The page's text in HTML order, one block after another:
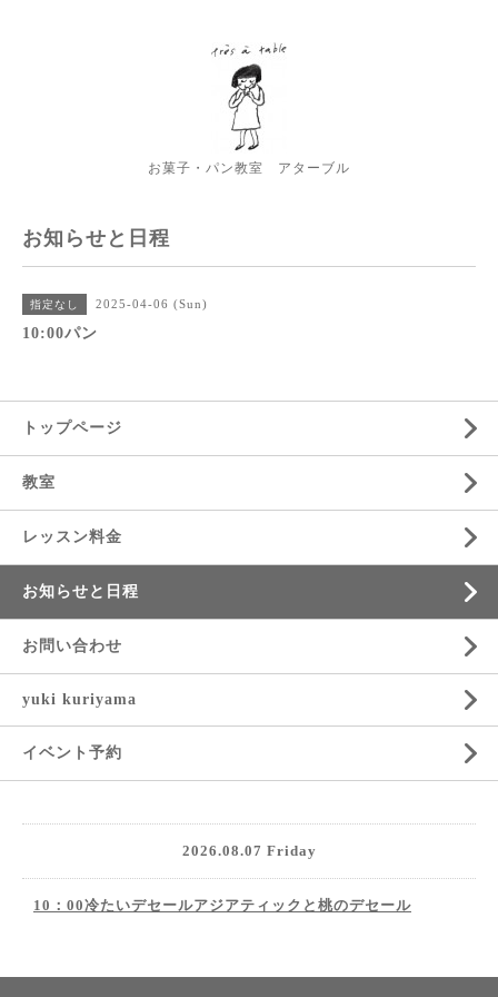
お菓子・パン教室 アターブル
お知らせと日程
指定なし 2025-04-06 (Sun)
10:00パン
トップページ
教室
レッスン料金
お知らせと日程
お問い合わせ
yuki kuriyama
イベント予約
2026.08.07 Friday
10：00冷たいデセールアジアティックと桃のデセール